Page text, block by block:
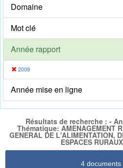
Domaine
Mot clé
Année rapport
2009
Année mise en ligne
Résultats de recherche : -
Thématique: AMENAGEMENT
GENERAL DE L'ALIMENTATION,
ESPACES
4 documents